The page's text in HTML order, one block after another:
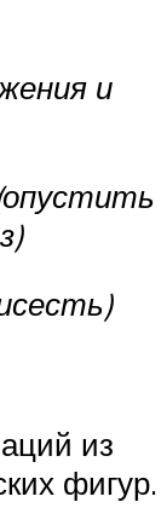
и
из
фигур.